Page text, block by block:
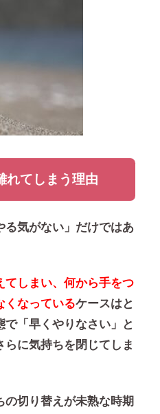
れてしまう理由
る気がない」だけではあ
てしまい、何から手をつ
くなっているケースはと
「早くやりなさい」と
に気持ちを閉じてしま
の切り替えが未熟な時期